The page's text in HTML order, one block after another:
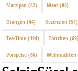
Marzipan (42) Meat (88)
Orangen (44) Rezension (51)
Tea-Time (194) Törtchen (69)
Vorspeise (66) Weihnachten